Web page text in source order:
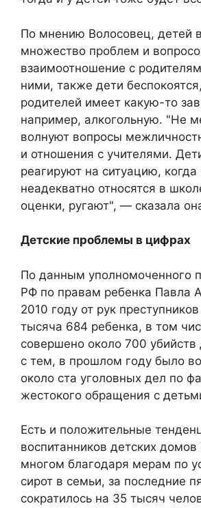
По мнению Волосовец, детей
множество проблем и
взаимоотношение с
ними, также дети
родителей имеет какую-то
например, алкогольную. "Не
волнуют вопросы
и отношения с учителями.
реагируют на ситуацию, когда
неадекватно относятся в
оценки, ругают", — сказала
Детские проблемы в цифрах
По данным уполномоченного
РФ по правам ребенка Павла
2010 году от рук
тысяча 684 ребенка, в том
совершено около 700 убийств
с тем, в прошлом году было
около ста уголовных дел по
жестокого обращения с
Есть и положительные
воспитанников детских
многом благодаря мерам по
сирот в семьи, за последние
сократилось на 35 тысяч